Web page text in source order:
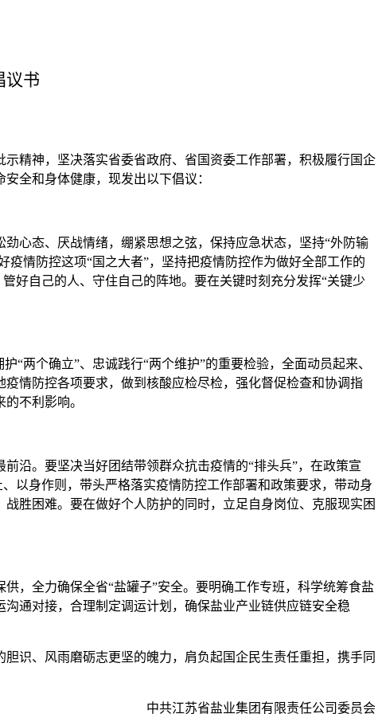
议书
精神，坚决落实省委省政府、省国资委工作部署，积极履行国企
全和身体健康，现发出以下倡议：
心态、厌战情绪，绷紧思想之弦，保持应急状态，坚持“外防输
情防控这项“国之大者”，坚持把疫情防控作为做好全部工作的
好自己的人、守住自己的阵地。要在关键时刻充分发挥“关键少
两个确立”、忠诚践行“两个维护”的重要检验，全面动员起来、
情防控各项要求，做到核酸应检尽检，强化督促检查和协调指
不利影响。
沿。要坚决当好团结带领群众抗击疫情的“排头兵”，在政策宣
以身作则，带头严格落实疫情防控工作部署和政策要求，带动身
胜困难。要在做好个人防护的同时，立足自身岗位、克服现实困
，全力确保全省“盐罐子”安全。要明确工作专班，科学统筹食盐
通对接，合理制定调运计划，确保盐业产业链供应链安全稳
识、风雨磨砺志更坚的魄力，肩负起国企民生责任重担，携手同
中共江苏省盐业集团有限责任公司委员会